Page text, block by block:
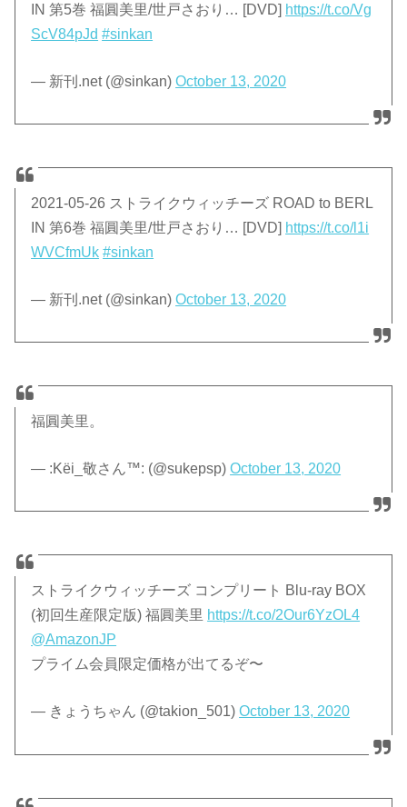
IN 第5巻 福圓美里/世戸さおり… [DVD] https://t.co/Vg
ScV84pJd #sinkan
— 新刊.net (@sinkan)October 13, 2020
2021-05-26 ストライクウィッチーズ ROAD to BERL
IN 第6巻 福圓美里/世戸さおり… [DVD] https://t.co/l1i
WVCfmUk #sinkan
— 新刊.net (@sinkan)October 13, 2020
福圓美里。
— :Kёi_敬さん™: (@sukepsp)October 13, 2020
ストライクウィッチーズ コンプリート Blu-ray BOX
(初回生産限定版) 福圓美里 https://t.co/2Our6YzOL4
@AmazonJP
プライム会員限定価格が出てるぞ〜
— きょうちゃん (@takion_501)October 13, 2020